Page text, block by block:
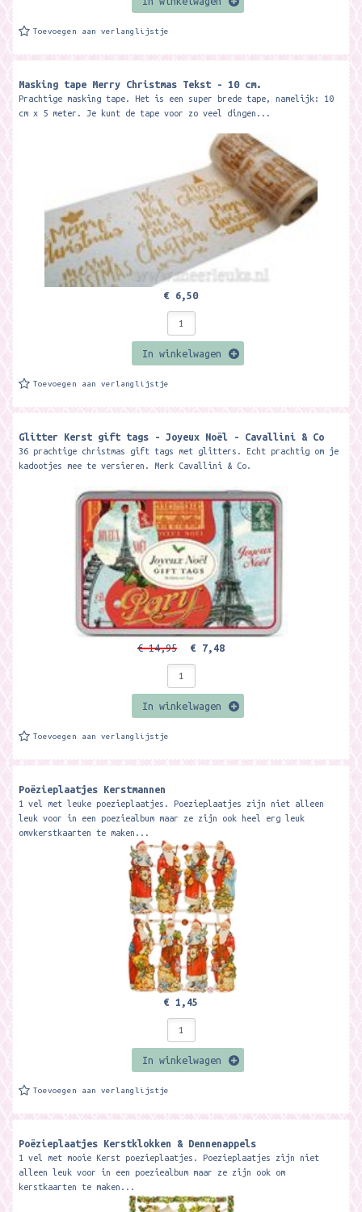
Toevoegen aan verlanglijstje
Masking tape Merry Christmas Tekst - 10 cm.
Prachtige masking tape. Het is een super brede tape, namelijk: 10
cm x 5 meter. Je kunt de tape voor zo veel dingen...
€ 6,50
In winkelwagen
Toevoegen aan verlanglijstje
Glitter Kerst gift tags - Joyeux Noël - Cavallini & Co
36 prachtige christmas gift tags met glitters. Echt prachtig om je
kadootjes mee te versieren. Merk Cavallini & Co.
€ 14,95 € 7,48
In winkelwagen
Toevoegen aan verlanglijstje
Poëzieplaatjes Kerstmannen
1 vel met leuke poezieplaatjes. Poezieplaatjes zijn niet alleen
leuk voor in een poeziealbum maar ze zijn ook heel erg leuk
omvkerstkaarten te maken...
€ 1,45
In winkelwagen
Toevoegen aan verlanglijstje
Poëzieplaatjes Kerstklokken & Dennenappels
1 vel met mooie Kerst poezieplaatjes. Poezieplaatjes zijn niet
alleen leuk voor in een poeziealbum maar ze zijn ook om
kerstkaarten te maken...